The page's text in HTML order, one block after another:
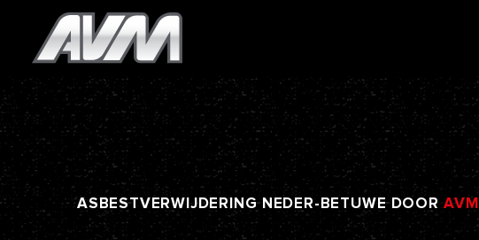
ASBESTVERWIJDERING NEDER-BETUWE DOOR AVM